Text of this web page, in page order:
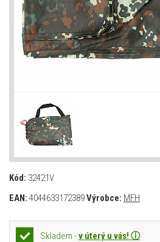
Kód: 32421V
EAN: 4044633172389Výrobce: MFH
Skladem -v úterý u vás! ⓘ